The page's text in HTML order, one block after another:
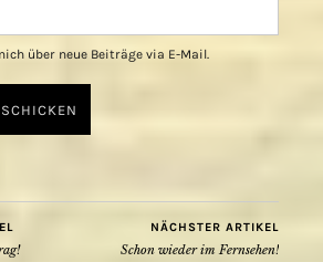
über neue Beiträge via E-Mail.
NÄCHSTER ARTIKEL
Schon wieder im Fernsehen!